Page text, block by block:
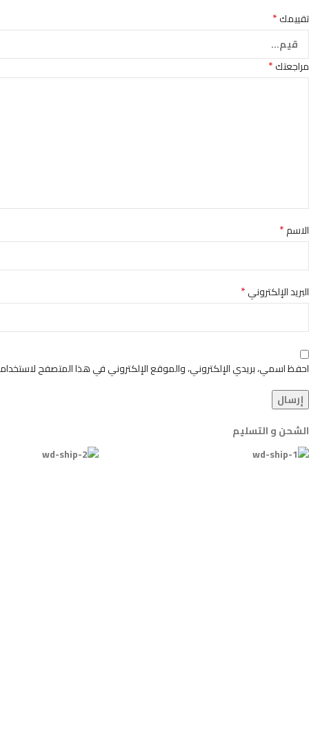
تقييمك*
مراجعتك*
الاسم*
البريد الإلكتروني*
احفظ اسمي، بريدي الإلكتروني، والموقع الإلكتروني في هذا المتصفح
الشحن و التسليم